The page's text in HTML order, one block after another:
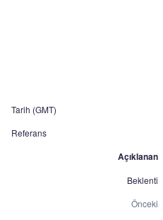
Tarih (GMT)
Referans
Açıklanan
Beklenti
Önceki